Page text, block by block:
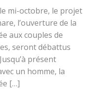
mi-octobre, le projet
l’ouverture de la
aux couples de
seront débattus
présent
un homme, la
[…]